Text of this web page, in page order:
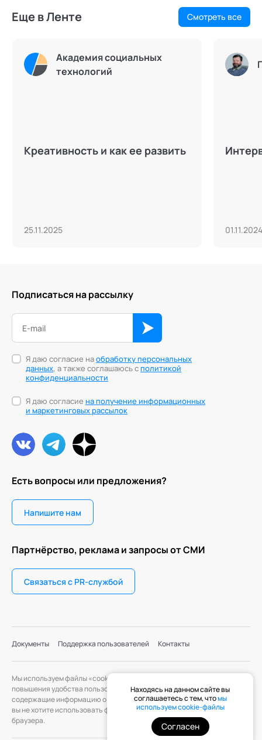
Еще в Ленте Смотреть все
Академия социальных
технологий
Креативность и как ее развить
25.11.2025
Есть вопросы или предложения?
Напишите нам
Партнёрство, реклама и запросы от СМИ
Связаться с PR-службой
Подписаться на рассылку
Я даю согласие наобработку персональных
данных, а также соглашаюсь сполитикой
конфиденциальности
Я даю согласие на получение информационных
и маркетинговых рассылок
Документы Поддержка пользователей Контакты
Мы используем файлы «cookie» с целью персонализации сервисов и
повышения удобства пользования веб-сайтом. «Cookie» — файлы,
содержащие информацию о предыдущих посещениях веб-сайта. Если
вы не хотите использовать файлы «cookie», измените настройки
браузера.
Находясь на данном сайте вы
соглашаетесь с тем, чтомы
используем cookie-файлы
Согласен